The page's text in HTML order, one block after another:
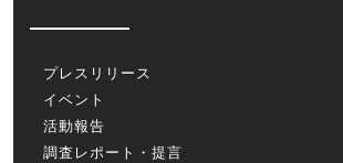
プレスリリース
イベント
活動報告
調査レポート・提言